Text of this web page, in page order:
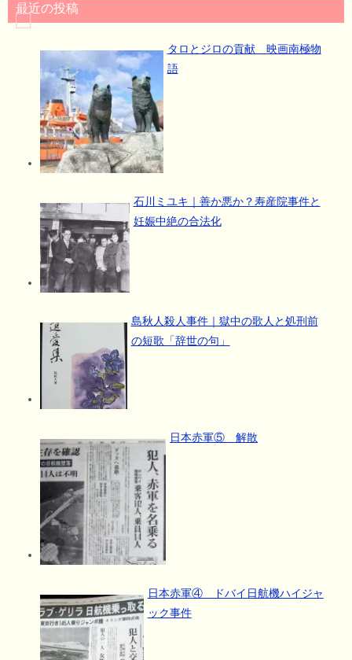
最近の投稿
タロとジロの貢献 映画南極物
語
石川ミユキ｜善か悪か？寿産院事件と
妊娠中絶の合法化
島秋人殺人事件｜獄中の歌人と処刑前
の短歌「辞世の句」
日本赤軍⑤ 解散
日本赤軍④ ドバイ日航機ハイジャ
ック事件